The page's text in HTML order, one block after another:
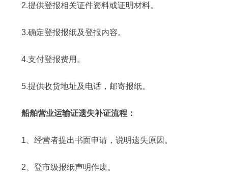
2.提供登报相关证件资料或证明材料。
3.确定登报报纸及登报内容。
4.支付登报费用。
5.提供收货地址及电话，邮寄报纸。
船舶营业运输证遗失补证流程：
1、经营者提出书面申请，说明遗失原因。
2、登市级报纸声明作废。